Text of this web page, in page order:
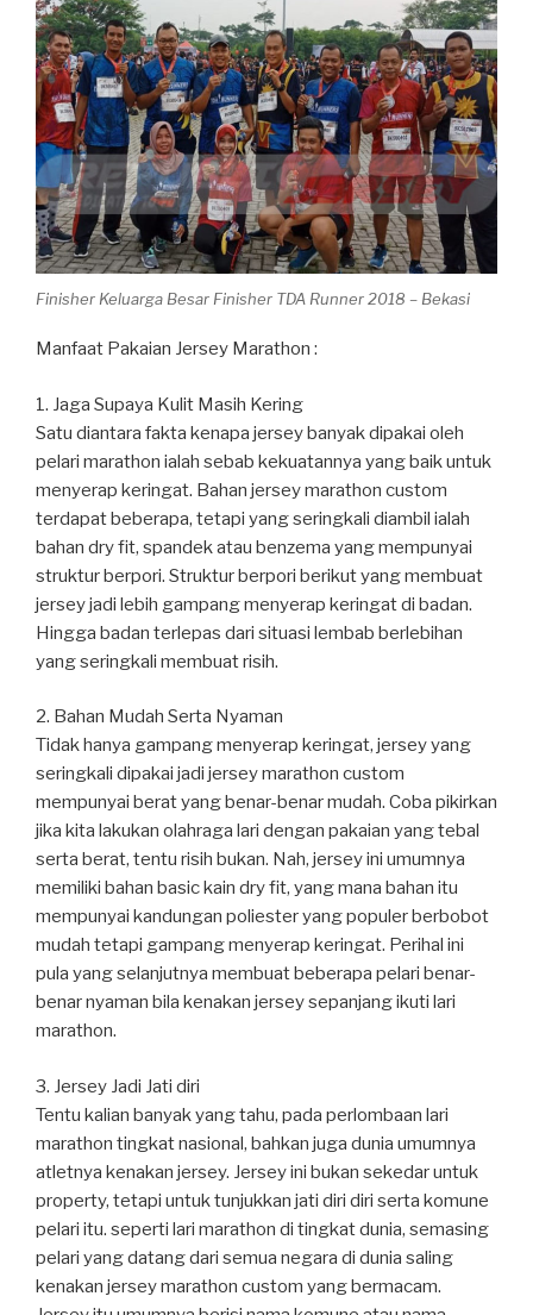
Finisher Keluarga Besar Finisher TDA Runner 2018 – Bekasi
Manfaat Pakaian Jersey Marathon :
1. Jaga Supaya Kulit Masih Kering
Satu diantara fakta kenapa jersey banyak dipakai oleh
pelari marathon ialah sebab kekuatannya yang baik untuk
menyerap keringat. Bahan jersey marathon custom
terdapat beberapa, tetapi yang seringkali diambil ialah
bahan dry fit, spandek atau benzema yang mempunyai
struktur berpori. Struktur berpori berikut yang membuat
jersey jadi lebih gampang menyerap keringat di badan.
Hingga badan terlepas dari situasi lembab berlebihan
yang seringkali membuat risih.
2. Bahan Mudah Serta Nyaman
Tidak hanya gampang menyerap keringat, jersey yang
seringkali dipakai jadi jersey marathon custom
mempunyai berat yang benar-benar mudah. Coba pikirkan
jika kita lakukan olahraga lari dengan pakaian yang tebal
serta berat, tentu risih bukan. Nah, jersey ini umumnya
memiliki bahan basic kain dry fit, yang mana bahan itu
mempunyai kandungan poliester yang populer berbobot
mudah tetapi gampang menyerap keringat. Perihal ini
pula yang selanjutnya membuat beberapa pelari benar-
benar nyaman bila kenakan jersey sepanjang ikuti lari
marathon.
3. Jersey Jadi Jati diri
Tentu kalian banyak yang tahu, pada perlombaan lari
marathon tingkat nasional, bahkan juga dunia umumnya
atletnya kenakan jersey. Jersey ini bukan sekedar untuk
property, tetapi untuk tunjukkan jati diri diri serta komune
pelari itu. seperti lari marathon di tingkat dunia, semasing
pelari yang datang dari semua negara di dunia saling
kenakan jersey marathon custom yang bermacam.